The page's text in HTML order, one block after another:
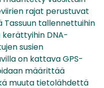
rajat perustuvat
Tassuun tallennettuihin
DNA-
susien
on kattava GPS-
määrittää
muuta tietolähdettä